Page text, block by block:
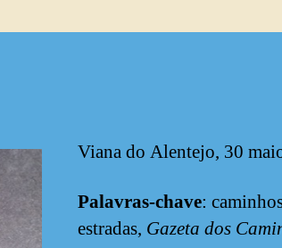
Viana do Alentejo, 30
Palavras-chave:
estradas, Gazeta dos